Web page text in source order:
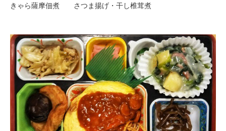
きゃら薩摩佃煮 さつま揚げ・干し椎茸煮